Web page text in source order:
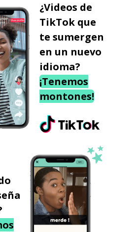
¿Videos de
TikTok que
te sumergen
en un nuevo
idioma?
¡Tenemos
montones!